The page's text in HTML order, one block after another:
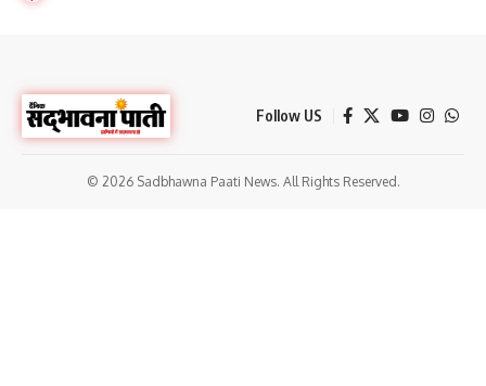
Follow US
© 2026 Sadbhawna Paati News. All Rights Reserved.